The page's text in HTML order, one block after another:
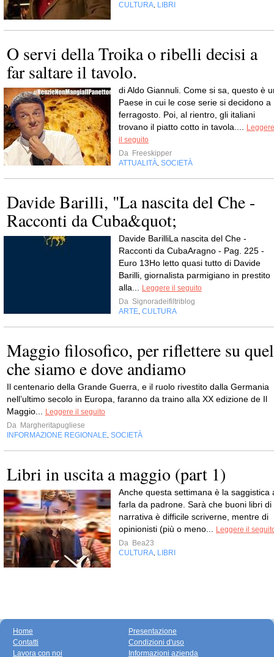
CULTURA LIBRI
O servi della Troika o ribelli decisi a
far saltare il tavolo.
di Aldo Giannuli. Come si sa, questo è
Paese in cui le cose serie si decidono a
ferragosto. Poi, al rientro, gli italiani
trovano il piatto cotto in tavola....
Leggere
il seguito
Da Freeskipper
ATTUALITÀ SOCIETÀ
Davide Barilli, "La nascita del Che -
Racconti da Cuba&quot;
Davide BarilliLa nascita del Che -
Racconti da CubaAragno - Pag. 225 -
Euro 13Ho letto quasi tutto di Davide
Barilli, giornalista parmigiano in prestito
alla...
Leggere il seguito
Da Signoradeifiltriblog
ARTE CULTURA
Maggio filosofico, per riflettere su quel
che siamo e dove andiamo
Il centenario della Grande Guerra, e il ruolo rivestito dalla Germania
nell’ultimo secolo in Europa, faranno da traino alla XX edizione de Il
Maggio...
Leggere il seguito
Da Margheritapugliese
INFORMAZIONE REGIONALE SOCIETÀ
Libri in uscita a maggio (part 1)
Anche questa settimana è la saggistica
farla da padrone. Sarà che buoni libri di
narrativa è difficile scriverne, mentre di
opinionisti (più o meno...
Leggere il
Da Bea23
CULTURA LIBRI
Home
Contatti
Lavora con noi
Presentazione
Condizioni d'uso
Informazioni azienda